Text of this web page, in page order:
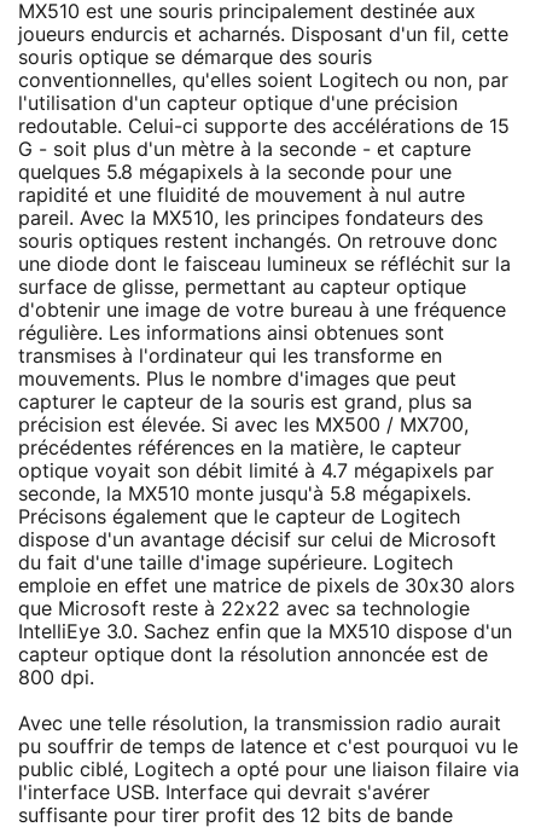
MX510 est une souris principalement destinée aux
joueurs endurcis et acharnés. Disposant d'un fil, cette
souris optique se démarque des souris
conventionnelles, qu'elles soient Logitech ou non, par
l'utilisation d'un capteur optique d'une précision
redoutable. Celui-ci supporte des accélérations de 15
G - soit plus d'un mètre à la seconde - et capture
quelques 5.8 mégapixels à la seconde pour une
rapidité et une fluidité de mouvement à nul autre
pareil. Avec la MX510, les principes fondateurs des
souris optiques restent inchangés. On retrouve donc
une diode dont le faisceau lumineux se réfléchit sur la
surface de glisse, permettant au capteur optique
d'obtenir une image de votre bureau à une fréquence
régulière. Les informations ainsi obtenues sont
transmises à l'ordinateur qui les transforme en
mouvements. Plus le nombre d'images que peut
capturer le capteur de la souris est grand, plus sa
précision est élevée. Si avec les MX500 / MX700,
précédentes références en la matière, le capteur
optique voyait son débit limité à 4.7 mégapixels par
seconde, la MX510 monte jusqu'à 5.8 mégapixels.
Précisons également que le capteur de Logitech
dispose d'un avantage décisif sur celui de Microsoft
du fait d'une taille d'image supérieure. Logitech
emploie en effet une matrice de pixels de 30x30 alors
que Microsoft reste à 22x22 avec sa technologie
IntelliEye 3.0. Sachez enfin que la MX510 dispose d'un
capteur optique dont la résolution annoncée est de
800 dpi.
Avec une telle résolution, la transmission radio aurait
pu souffrir de temps de latence et c'est pourquoi vu le
public ciblé, Logitech a opté pour une liaison filaire via
l'interface USB. Interface qui devrait s'avérer
suffisante pour tirer profit des 12 bits de bande